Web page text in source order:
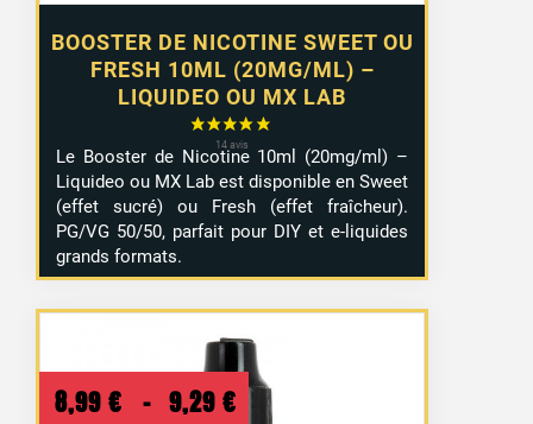
BOOSTER DE NICOTINE SWEET OU
FRESH 10ML (20MG/ML) –
LIQUIDEO OU MX LAB
Le Booster de Nicotine 10ml (20mg/ml) –
Liquideo ou MX Lab est disponible en Sweet
(effet sucré) ou Fresh (effet fraîcheur).
PG/VG 50/50, parfait pour DIY et e-liquides
grands formats.
8,99 € – 9,29 € Plage